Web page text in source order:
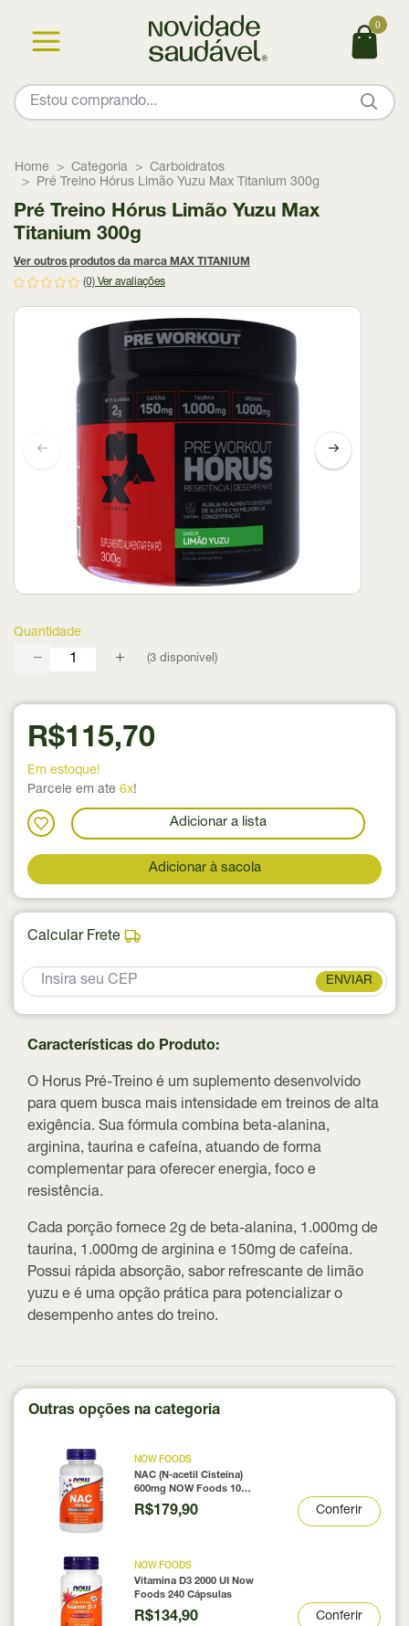
0
Home Categoria
Carboidratos
Pré Treino Hórus Limão Yuzu Max Titanium 300g
Quantidade
(3 disponível)
Pré Treino Hórus Limão Yuzu Max
Titanium 300g
Ver outros produtos da marca MAX TITANIUM
(0) Ver avaliações
R$115,70
Em estoque!
Parcele em ate 6x!
Adicionar a lista
Adicionar à sacola
Calcular Frete
ENVIAR
Características do Produto:
O Horus Pré-Treino é um suplemento desenvolvido
para quem busca mais intensidade em treinos de alta
exigência. Sua fórmula combina beta-alanina,
arginina, taurina e cafeína, atuando de forma
complementar para oferecer energia, foco e
resistência.
Cada porção fornece 2g de beta-alanina, 1.000mg de
taurina, 1.000mg de arginina e 150mg de cafeína.
Possui rápida absorção, sabor refrescante de limão
yuzu e é uma opção prática para potencializar o
desempenho antes do treino.
Outras opções na categoria
NOW FOODS
NAC (N-acetil Cisteína)
600mg NOW Foods 100
Cápsulas
R$179,90 Conferir
NOW FOODS
Vitamina D3 2000 UI Now
Foods 240 Cápsulas
R$134,90 Conferir